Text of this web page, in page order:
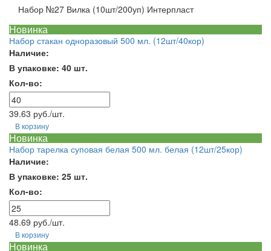
Набор №27 Вилка (10шт/200уп) Интерпласт
Новинка
Набор стакан одноразовый 500 мл. (12шт/40кор)
Наличие:
В упаковке: 40 шт.
Кол-во:
39.63 руб./шт.
В корзину
Новинка
Набор тарелка суповая белая 500 мл. белая (12шт/25кор)
Наличие:
В упаковке: 25 шт.
Кол-во:
48.69 руб./шт.
В корзину
Новинка